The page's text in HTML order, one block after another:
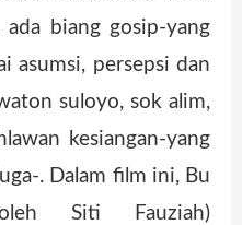
ada biang gosip-yang
asumsi, persepsi dan
suloyo, sok alim,
kesiangan-yang
. Dalam film ini, Bu
Siti Fauziah)